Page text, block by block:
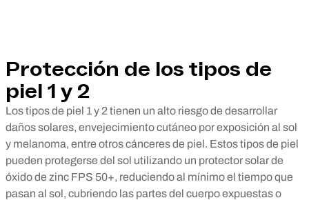
Protección de los tipos de
piel 1 y 2
Los tipos de piel 1 y 2 tienen un alto riesgo de desarrollar
daños solares, envejecimiento cutáneo por exposición al sol
y melanoma, entre otros cánceres de piel. Estos tipos de piel
pueden protegerse del sol utilizando un protector solar de
óxido de zinc FPS 50+, reduciendo al mínimo el tiempo que
pasan al sol, cubriendo las partes del cuerpo expuestas o